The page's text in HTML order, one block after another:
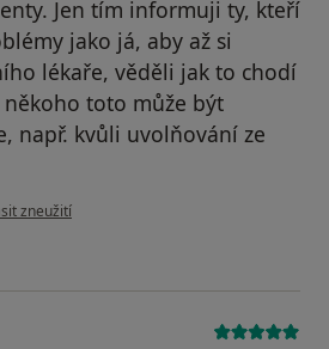
Jen tím informuji ty, kteří
jako já, aby až si
lékaře, věděli jak to chodí
toto může být
např. kvůli uvolňování ze
uživatele Hanka
zneužití